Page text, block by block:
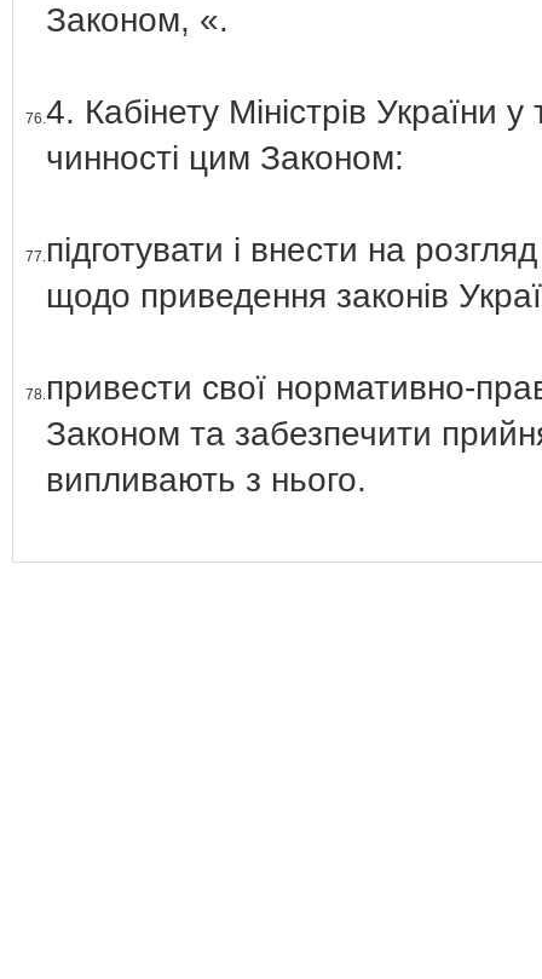
Законом, «.
76.4. Кабінету Міністрів України
чинності цим Законом:
77.підготувати і внести на
щодо приведення законів
78.привести свої нормативно-
Законом та забезпечити
випливають з нього.